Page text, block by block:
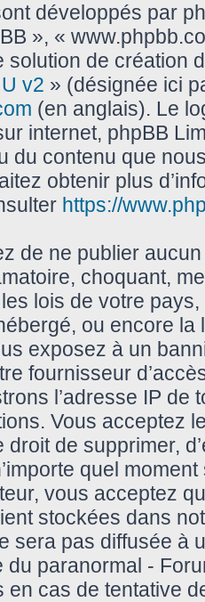
développés par
», «
solution de création
v2 » (désignée ici
(en anglais). Le
internet, phpBB
du contenu que
obtenir plus
https://
de ne publier
choquant,
lois de votre
ou encore
exposez à un
fournisseur
l’adresse IP de
Vous acceptez
droit de supprimer,
quel
vous acceptez
stockées dans
sera pas diffusée à
du paranormal -
en cas de tentative